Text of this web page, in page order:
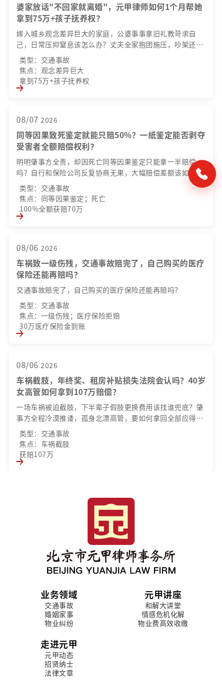
婆家放话"不回家就离婚"，元甲律师如何1个月帮她
拿到75万+孩子抚养权？
嫁入城乡观念差异巨大的家庭，公婆事事拿旧礼教苛求自
己，日常压抑窒息该怎么办？丈夫全家抱团施压，吵架还要
写道歉信？明明家境优渥、独自承担育儿，一旦离婚，怎样
才能保住孩子北京户籍与足额补偿款？
类型：交通事故
焦点：观念差异巨大
拿到75万+孩子抚养权
08/07 2026
同等因果致死鉴定就能只赔50%？一纸鉴定能否剥夺
受害者全额赔偿权利？
明明肇事方全责，却因死亡同等因果鉴定只能拿一半赔偿
吗？自行和保险公司反复协商无果，大幅赔偿差额该如何填
平？鉴定意见能否直接作为保险公司减免赔付的法定依据？
类型：交通事故
焦点：同等因果鉴定；死亡
100%全额获赔70万
08/06 2026
车祸致一级伤残，交通事故赔完了，自己购买的医疗
保险还能再赔吗？
交通事故赔完了，自己购买的医疗保险还能再赔吗？
类型：交通事故
焦点：一级伤残；医疗保险拒赔
30万医疗保险金到账
08/06 2026
车祸截肢，年终奖、租房补贴损失法院会认吗？40岁
女高管如何拿到107万赔偿？
一场车祸被迫截肢，下半辈子假肢更换费用该找谁兜底？肇
事方全程冷漠推诿，孤身北漂高管，要如何拿回全部应得赔
偿？
类型：交通事故
焦点：车祸截肢
获赔107万
业务领域
交通事故
婚姻家事
物业纠纷
元甲讲座
和解大讲堂
情感危机化解
物业费高效收缴
走进元甲
元甲动态
招贤纳士
法律文章